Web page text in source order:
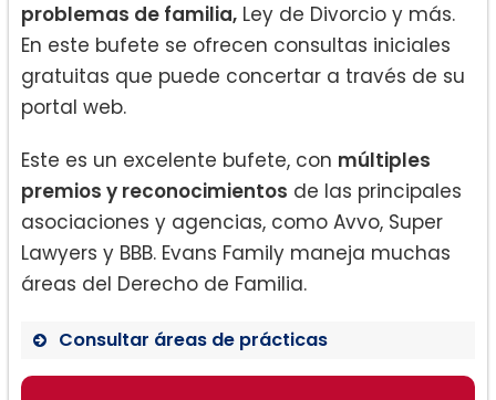
problemas de familia, Ley de Divorcio y más.
En este bufete se ofrecen consultas iniciales
gratuitas que puede concertar a través de su
portal web.
Este es un excelente bufete, con múltiples
premios y reconocimientos de las principales
asociaciones y agencias, como Avvo, Super
Lawyers y BBB. Evans Family maneja muchas
áreas del Derecho de Familia.
Consultar áreas de prácticas